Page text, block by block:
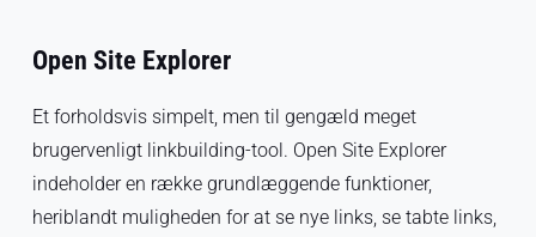
Open Site Explorer
Et forholdsvis simpelt, men til gengæld meget
brugervenligt linkbuilding-tool. Open Site Explorer
indeholder en række grundlæggende funktioner,
heriblandt muligheden for at se nye links, se tabte links,